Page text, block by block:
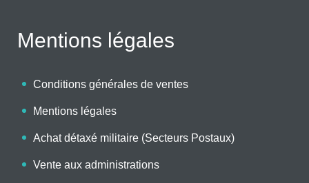
Mentions légales
Conditions générales de ventes
Mentions légales
Achat détaxé militaire (Secteurs Postaux)
Vente aux administrations